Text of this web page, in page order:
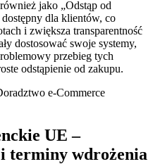
jako „Odstąp od
dla klientów, co
i zwiększa transparentność
dostosować swoje systemy,
przebieg tych
odstąpienie od zakupu.
e-Commerce
UE –
terminy wdrożenia